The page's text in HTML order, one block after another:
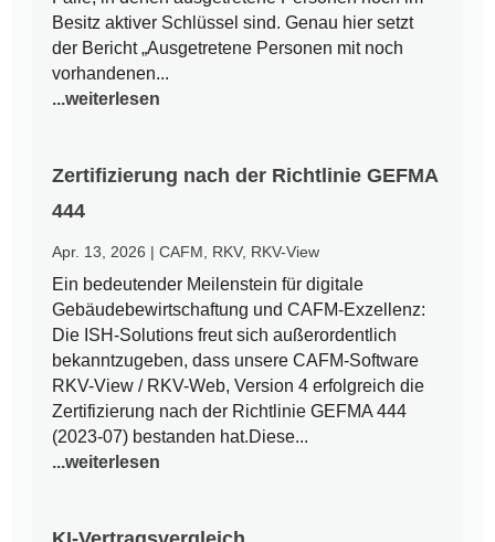
Besitz aktiver Schlüssel sind. Genau hier setzt
der Bericht „Ausgetretene Personen mit noch
vorhandenen...
...weiterlesen
Zertifizierung nach der Richtlinie GEFMA
444
Apr. 13, 2026 |CAFM RKV, RKV-View
Ein bedeutender Meilenstein für digitale
Gebäudebewirtschaftung und CAFM-Exzellenz:
Die ISH-Solutions freut sich außerordentlich
bekanntzugeben, dass unsere CAFM-Software
RKV-View / RKV-Web, Version 4 erfolgreich die
Zertifizierung nach der Richtlinie GEFMA 444
(2023-07) bestanden hat.Diese...
...weiterlesen